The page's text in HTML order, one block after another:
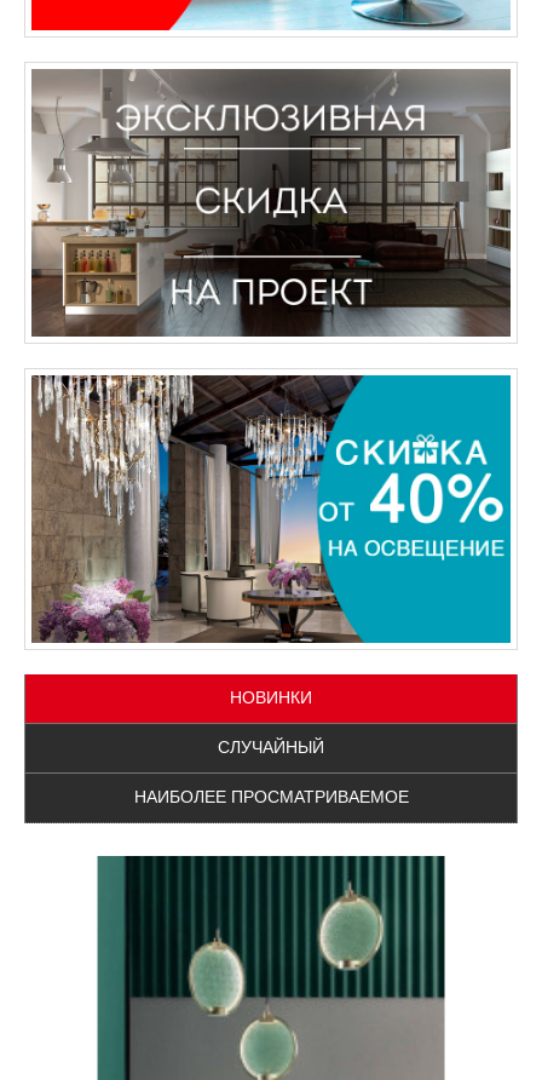
НОВИНКИ
СЛУЧАЙНЫЙ
НАИБОЛЕЕ ПРОСМАТРИВАЕМОЕ